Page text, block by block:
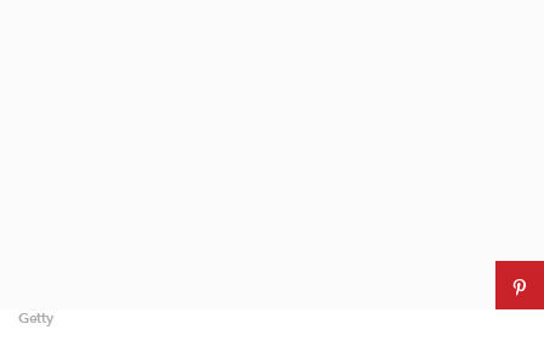
Getty